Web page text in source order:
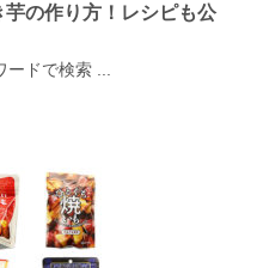
の作り方！レシピも公
ドで検索 ...